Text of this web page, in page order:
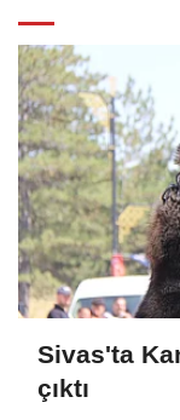
Sivas'ta
çıktı